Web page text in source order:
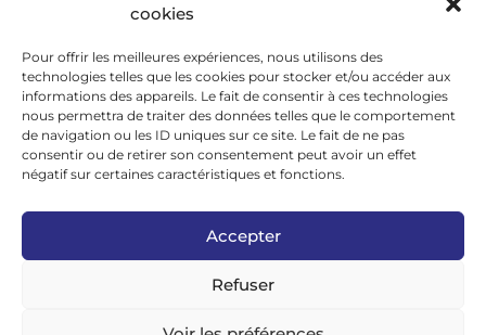
cookies
Pour offrir les meilleures expériences, nous utilisons des
technologies telles que les cookies pour stocker et/ou accéder aux
informations des appareils. Le fait de consentir à ces technologies
nous permettra de traiter des données telles que le comportement
de navigation ou les ID uniques sur ce site. Le fait de ne pas
consentir ou de retirer son consentement peut avoir un effet
négatif sur certaines caractéristiques et fonctions.
Accepter
Refuser
Réseaux sociaux
google news
facebook
twitter